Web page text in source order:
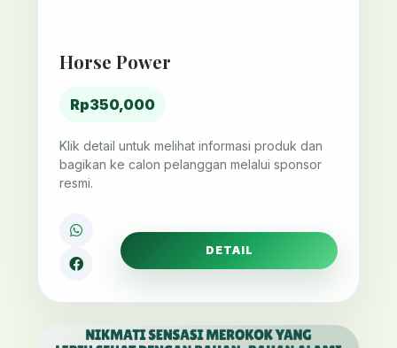
Horse Power
Rp350,000
Klik detail untuk melihat informasi produk dan
bagikan ke calon pelanggan melalui sponsor
resmi.
DETAIL